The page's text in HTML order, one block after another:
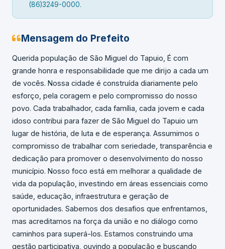
(86)3249-0000.
Mensagem do Prefeito
Querida população de São Miguel do Tapuio, É com
grande honra e responsabilidade que me dirijo a cada um
de vocês. Nossa cidade é construída diariamente pelo
esforço, pela coragem e pelo compromisso do nosso
povo. Cada trabalhador, cada família, cada jovem e cada
idoso contribui para fazer de São Miguel do Tapuio um
lugar de história, de luta e de esperança. Assumimos o
compromisso de trabalhar com seriedade, transparência e
dedicação para promover o desenvolvimento do nosso
município. Nosso foco está em melhorar a qualidade de
vida da população, investindo em áreas essenciais como
saúde, educação, infraestrutura e geração de
oportunidades. Sabemos dos desafios que enfrentamos,
mas acreditamos na força da união e no diálogo como
caminhos para superá-los. Estamos construindo uma
gestão participativa, ouvindo a população e buscando